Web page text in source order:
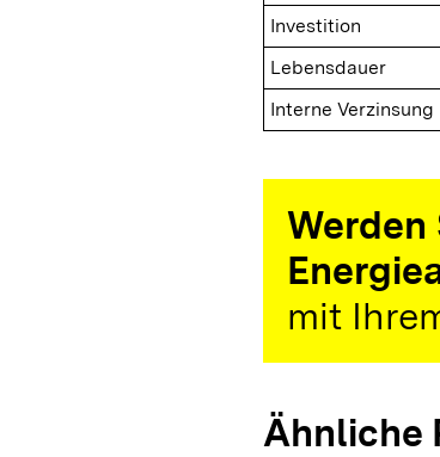
Investition
Lebensdauer
Interne Verzinsung
Werden
mit
Ähnliche